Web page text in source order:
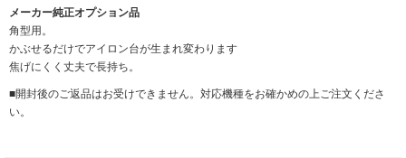
メーカー純正オプション品
角型用。
かぶせるだけでアイロン台が生まれ変わります
焦げにくく丈夫で長持ち。
■開封後のご返品はお受けできません。対応機種をお確かめの上ご注文くださ
い。